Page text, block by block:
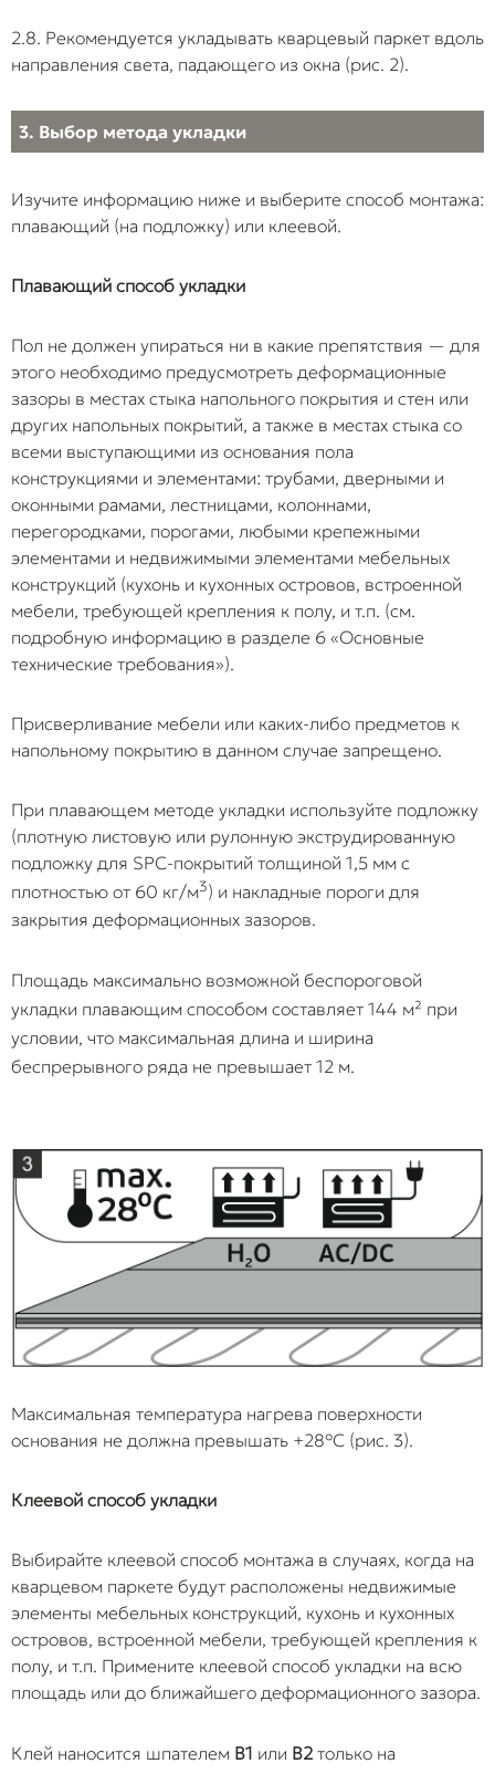
образование
микрощелей, в
влага, и
скрытый износ
соединения.
крепление к
дверных упоров,
стоек или
напольное
покрытие
непосредственно
в стяжку без
устройства зазора
(8–10 мм).
одной или
При расширении
теплового
воздействия он
смещаться, что
создает
избыточное
напряжение в
замках. В итоге
замки
по всей площади
комнаты либо
Упор
отопления
Отсутствие зазора
труб
коммуникаций и
сложных угловых
выступов.
Трубы отопления
становятся
жесткими точками
упора. При
термическом
нагреве
встает
стыковка с
без
образный
профиль.
покрытие или
профиль.
Поскольку сила
линейного
расширения SPC
высока, он либо
декоративный
порожек, либо
из-за чего
коробится по
2.8. Рекомендуется укладывать кварцевый паркет вдоль
направления света, падающего из окна (рис. 2).
3. Выбор метода укладки
Изучите информацию ниже и выберите способ монтажа:
плавающий (на подложку) или клеевой.
Плавающий способ укладки
Пол не должен упираться ни в какие препятствия — для
этого необходимо предусмотреть деформационные
зазоры в местах стыка напольного покрытия и стен или
других напольных покрытий, а также в местах стыка со
всеми выступающими из основания пола
конструкциями и элементами: трубами, дверными и
оконными рамами, лестницами, колоннами,
перегородками, порогами, любыми крепежными
элементами и недвижимыми элементами мебельных
конструкций (кухонь и кухонных островов, встроенной
мебели, требующей крепления к полу, и т.п. (см.
подробную информацию в разделе 6 «Основные
технические требования»).
Присверливание мебели или каких-либо предметов к
напольному покрытию в данном случае запрещено.
При плавающем методе укладки используйте подложку
(плотную листовую или рулонную экструдированную
подложку для SPC-покрытий толщиной 1,5 мм с
плотностью от 60 кг/м3) и накладные пороги для
закрытия деформационных зазоров.
Площадь максимально возможной беспороговой
укладки плавающим способом составляет 144 м² при
условии, что максимальная длина и ширина
беспрерывного ряда не превышает 12 м.
Максимальная температура нагрева поверхности
основания не должна превышать +28°С (рис. 3).
Клеевой способ укладки
Выбирайте клеевой способ монтажа в случаях, когда на
кварцевом паркете будут расположены недвижимые
элементы мебельных конструкций, кухонь и кухонных
островов, встроенной мебели, требующей крепления к
полу, и т.п. Примените клеевой способ укладки на всю
площадь или до ближайшего деформационного зазора.
Клей наносится шпателем B1 или B2 только на